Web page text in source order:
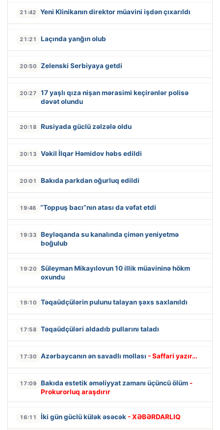
21:42 Yeni Klinikanın direktor müavini işdən çıxarıldı
21:21 Laçında yanğın olub
20:50 Zelenski Serbiyaya getdi
20:27
17 yaşlı qıza nişan mərasimi keçirənlər polisə
dəvət olundu
20:18 Rusiyada güclü zəlzələ oldu
20:13 Vəkil İlqar Həmidov həbs edildi
20:01 Bakıda parkdan oğurluq edildi
19:46 “Toppuş bacı”nın atası da vəfat etdi
19:33
Beyləqanda su kanalında çimən yeniyetmə
boğulub
19:20
Süleyman Mikayılovun 10 illik müavininə hökm
oxundu
19:10 Təqaüdçülərin pulunu talayan şəxs saxlanıldı
17:58 Təqaüdçüləri aldadıb pullarını taladı
17:30 Azərbaycanın ən savadlı mollası - Saffari yazır…
17:09 Bakıda estetik əməliyyat zamanı üçüncü ölüm -
Prokurorluq araşdırır
16:11 İki gün güclü külək əsəcək - XƏBƏRDARLIQ